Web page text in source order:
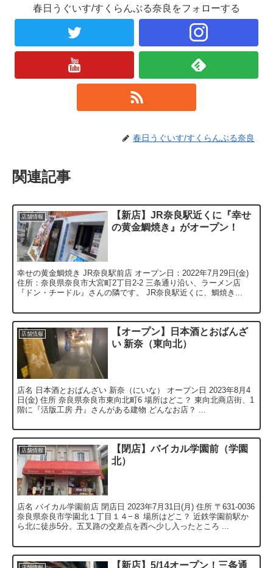
春日うぐいす/すくらんぶる奈良をフォローする
春日うぐいす/すくらんぶる奈良
関連記事
店舗情報
【新店】JR奈良駅近くに『幸せ
の黄金鯛焼き』がオープン！
幸せの黄金鯛焼き JR奈良駅前店 オープン日：2022年7月29日(金)
住所：奈良県奈良市大宮町2丁目2-2 三条通り沿い、ラーメン店
『ドン・チードル』さんの隣です。 JR奈良駅近くに、鯛焼き...
店舗情報
【オープン】日本酒とおばんざ
い 新奈（東向北）
店名 日本酒とおばんざい 新奈（にいな） オープン日 2023年8月4
日(金) 住所 奈良県奈良市東向北町6 場所はどこ？ 東向北商店街、1
階に『活版工房 丹』さんがある建物 どんなお店？ ...
店舗情報
【閉店】バイカル学園前（学園
北）
店名 バイカル学園前店 閉店日 2023年7月31日(月) 住所 〒631-0036
奈良県奈良市学園北１丁目１４−８ 場所はどこ？ 近鉄学園前駅か
ら北に徒歩5分。五叉路の交差点を西へ少し入ったところ ...
【新店】5/14オープン！三条通